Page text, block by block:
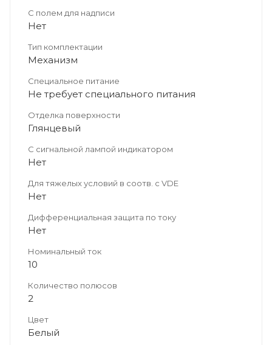
С полем для надписи
Нет
Тип комплектации
Механизм
Специальное питание
Не требует специального питания
Отделка поверхности
Глянцевый
С сигнальной лампой индикатором
Нет
Для тяжелых условий в соотв. с VDE
Нет
Дифференциальная защита по току
Нет
Номинальный ток
10
Количество полюсов
2
Цвет
Белый